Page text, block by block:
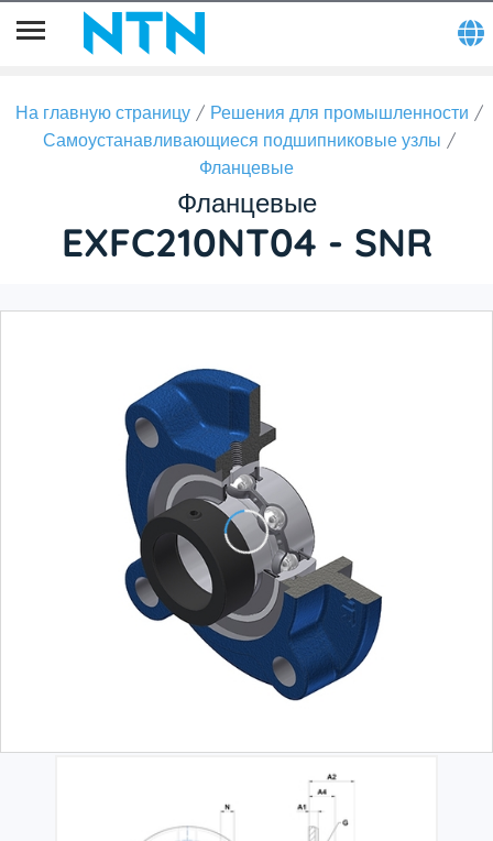
На главную страницу
Решения для промышленности
Самоустанавливающиеся подшипниковые узлы
Фланцевые
Фланцевые
EXFC210NT04 - SNR